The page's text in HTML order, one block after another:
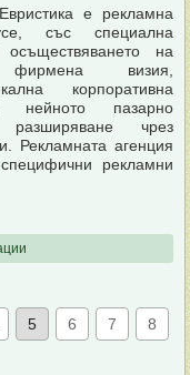
е рекламна
със специална
на
фирмена визия,
корпоративна
нейното пазарно
чрез
Рекламната агенция
рекламни
5 6 7 8